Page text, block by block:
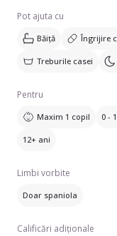
Pot ajuta cu
Băiță Îngrijire
Treburile casei
Pentru
Maxim 1 copil 0 -
12+ ani
Limbi vorbite
Doar spaniola
Calificări adiționale